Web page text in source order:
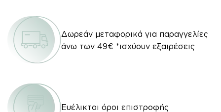
Δωρεάν μεταφορικά για παραγγελίες
άνω των 49€ *ισχύουν εξαιρέσεις
Ευέλικτοι όροι επιστροφής